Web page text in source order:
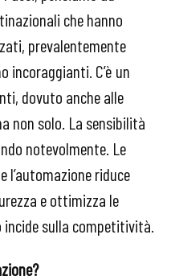
che hanno
prevalentemente
incoraggianti. C’è un
dovuto anche alle
non solo. La sensibilità
notevolmente. Le
l’automazione riduce
e ottimizza le
sulla competitività.